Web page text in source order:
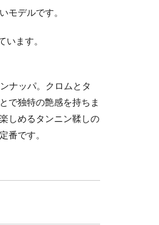
モデルです。
います。
ナッパ。クロムとタ
で独特の艶感を持ちま
しめるタンニン鞣しの
番です。